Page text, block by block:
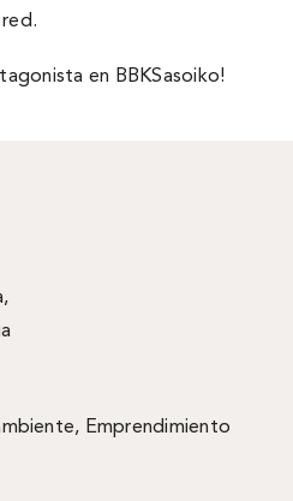
en BBKSasoiko!
,
, Emprendimiento